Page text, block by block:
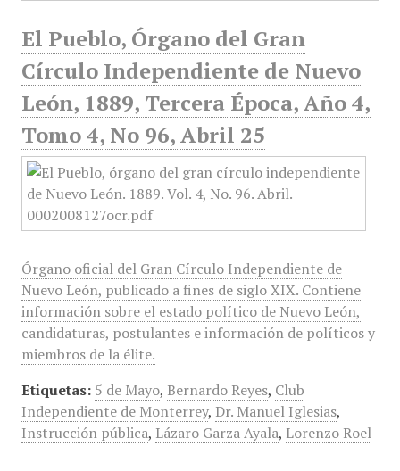
El Pueblo, Órgano del Gran
Círculo Independiente de Nuevo
León, 1889, Tercera Época, Año 4,
Tomo 4, No 96, Abril 25
Órgano oficial del Gran Círculo Independiente de
Nuevo León, publicado a fines de siglo XIX. Contiene
información sobre el estado político de Nuevo León,
candidaturas, postulantes e información de políticos y
miembros de la élite.
Etiquetas: 5 de Mayo, Bernardo Reyes, Club
Independiente de Monterrey, Dr. Manuel Iglesias,
Instrucción pública, Lázaro Garza Ayala, Lorenzo Roel